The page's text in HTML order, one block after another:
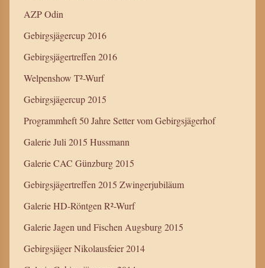
AZP Odin
Gebirgsjägercup 2016
Gebirgsjägertreffen 2016
Welpenshow T²-Wurf
Gebirgsjägercup 2015
Programmheft 50 Jahre Setter vom Gebirgsjägerhof
Galerie Juli 2015 Hussmann
Galerie CAC Günzburg 2015
Gebirgsjägertreffen 2015 Zwingerjubiläum
Galerie HD-Röntgen R²-Wurf
Galerie Jagen und Fischen Augsburg 2015
Gebirgsjäger Nikolausfeier 2014